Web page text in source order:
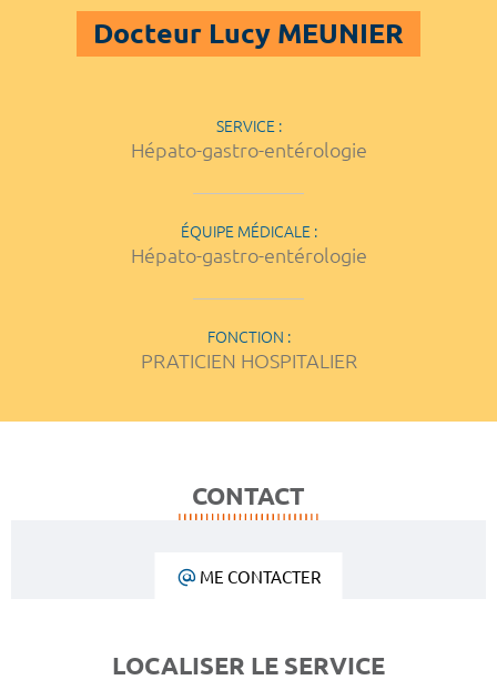
Docteur Lucy MEUNIER
SERVICE :
Hépato-gastro-entérologie
ÉQUIPE MÉDICALE :
Hépato-gastro-entérologie
FONCTION :
PRATICIEN HOSPITALIER
CONTACT
ME CONTACTER
LOCALISER LE SERVICE